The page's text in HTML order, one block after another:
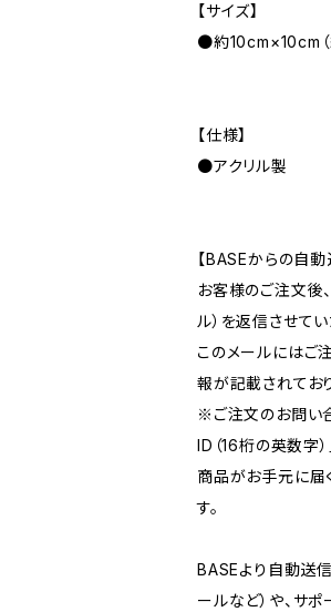
【サイズ】
●約10cm×10cm（
【仕様】
●アクリル製
【BASEからの自
お客様のご注文後
ル）を返信させて
このメールにはご
報が記載されてお
※ご注文のお問い
ID（16桁の英数字
商品がお手元に届
す。
BASEより自動送
ールなど）や、サ